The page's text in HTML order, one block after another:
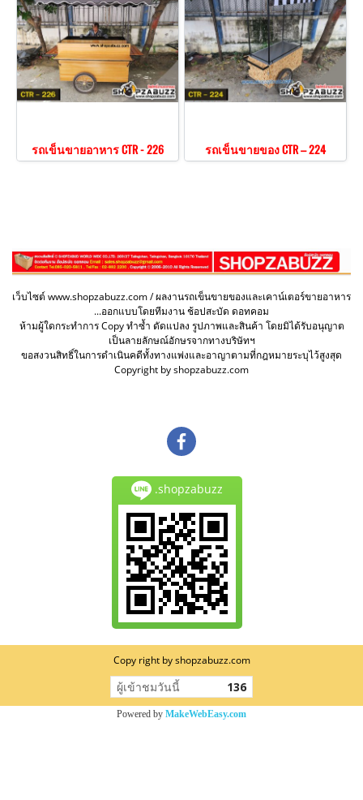
รถเข็นขายอาหาร CTR - 226 รถเข็นขายของ CTR – 224
เว็บไซต์ www.shopzabuzz.com / ผลงานรถเข็นขายของและเคาน์เตอร์ขายอาหาร
...ออกแบบโดยทีมงาน ช้อปสะบัด ดอทคอม
ห้ามผู้ใดกระทำการ Copy ทำซ้ำ ดัดแปลง รูปภาพและสินค้า โดยมิได้รับอนุญาต
เป็นลายลักษณ์อักษรจากทางบริษัทฯ
ขอสงวนสิทธิ์ในการดำเนินคดีทั้งทางแพ่งและอาญาตามที่กฎหมายระบุไว้สูงสุด
Copyright by shopzabuzz.com
.shopzabuzz
Copy right by shopzabuzz.com
ผู้เข้าชมวันนี้ 136
Powered by MakeWebEasy.com